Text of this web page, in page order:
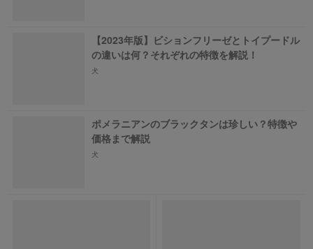
【2023年版】ビションフリーゼとトイプードル
の違いは何？それぞれの特徴を解説！
犬
ポメラニアンのブラックタンは珍しい？特徴や
価格まで解説
犬